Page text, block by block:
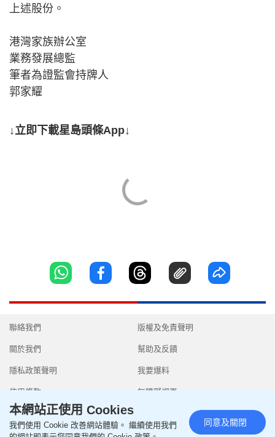
上述股份。
港灣家族辦公室
業務發展總監
筆者為證監會持牌人
郭家耀
↓立即下載星島頭條App↓
聯絡我們
關於我們
隱私政策聲明
使用條款
版權及免責聲明
幫助及反饋
我要爆料
無障礙網頁
本網站正使用 Cookies
我們使用 Cookie 改善網站體驗。 繼續使用我們
同意及關閉